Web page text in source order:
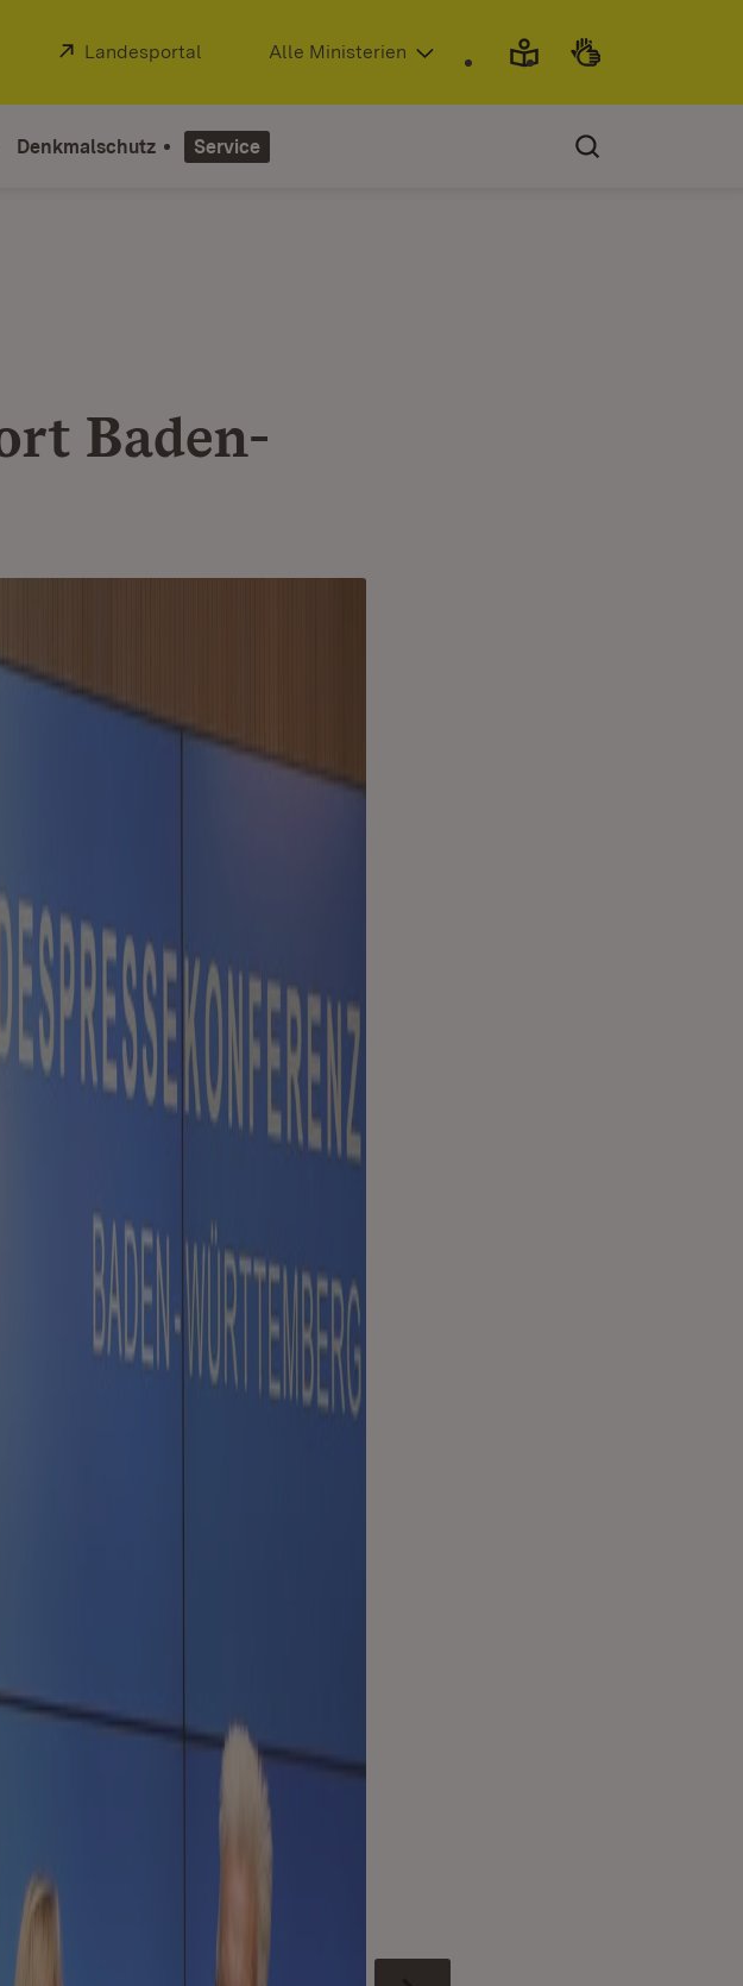
Extern:
Landesportal (Öffnet in neuem Fenster)
Alle Ministerien
Denkmalschutz Service
Baden-